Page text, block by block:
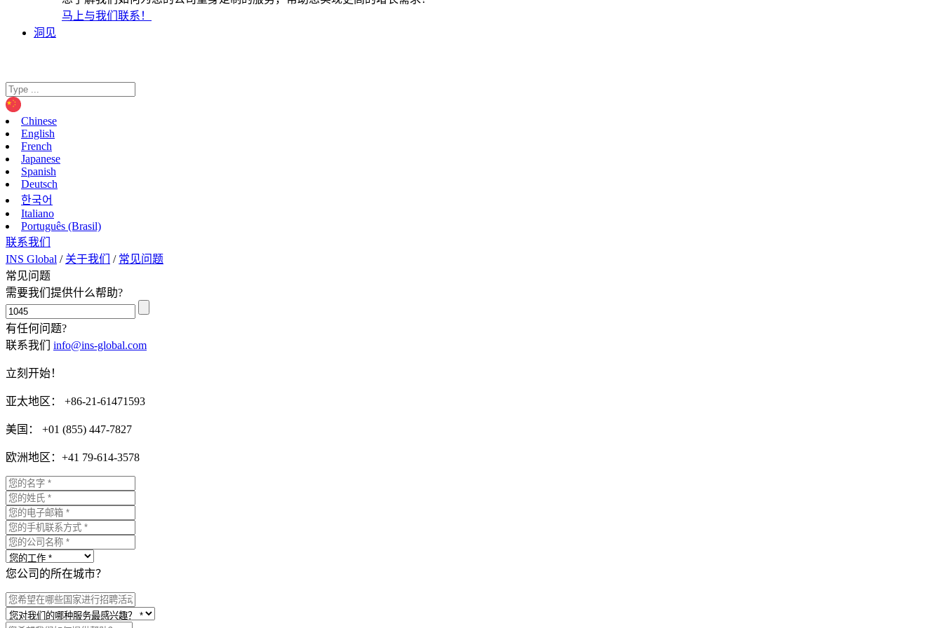
马上与我们联系！
洞见
Chinese
English
French
Japanese
Spanish
Deutsch
한국어
Italiano
Português (Brasil)
联系我们
INS Global / 关于我们 / 常见问题
常见问题
需要我们提供什么帮助?
有任何问题?
联系我们 info@ins-global.com
立刻开始！
亚太地区： +86-21-61471593
美国： +01 (855) 447-7827
欧洲地区：+41 79-614-3578
您公司的所在城市？